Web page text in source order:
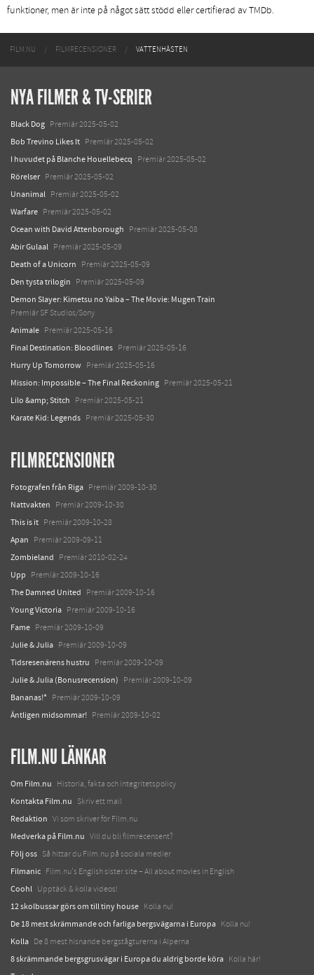
funktioner, men är inte på något sätt stödd eller certifierad av TMDb.
FILM.NU FILMRECENSIONER VATTENHÄSTEN
NYA FILMER & TV-SERIER
Black Dog Premiär 2025-05-02
Bob Trevino Likes It Premiär 2025-05-02
I huvudet på Blanche Houellebecq Premiär 2025-05-02
Rörelser Premiär 2025-05-02
Unanimal Premiär 2025-05-02
Warfare Premiär 2025-05-02
Ocean with David Attenborough Premiär 2025-05-08
Abir Gulaal Premiär 2025-05-09
Death of a Unicorn Premiär 2025-05-09
Den tysta trilogin Premiär 2025-05-09
Demon Slayer: Kimetsu no Yaiba – The Movie: Mugen Train
Premiär SF Studios/Sony
Animale Premiär 2025-05-16
Final Destination: Bloodlines Premiär 2025-05-16
Hurry Up Tomorrow Premiär 2025-05-16
Mission: Impossible – The Final Reckoning Premiär 2025-05-21
Lilo &amp; Stitch Premiär 2025-05-21
Karate Kid: Legends Premiär 2025-05-30
FILMRECENSIONER
Fotografen från Riga Premiär 2009-10-30
Nattvakten Premiär 2009-10-30
This is it Premiär 2009-10-28
Apan Premiär 2009-09-11
Zombieland Premiär 2010-02-24
Upp Premiär 2009-10-16
The Damned United Premiär 2009-10-16
Young Victoria Premiär 2009-10-16
Fame Premiär 2009-10-09
Julie & Julia Premiär 2009-10-09
Tidsresenärens hustru Premiär 2009-10-09
Julie & Julia (Bonusrecension) Premiär 2009-10-09
Bananas!* Premiär 2009-10-09
Äntligen midsommar! Premiär 2009-10-02
FILM.NU LÄNKAR
Om Film.nu Historia, fakta och integritetspolicy
Kontakta Film.nu Skriv ett mail
Redaktion Vi som skriver för Film.nu
Medverka på Film.nu Vill du bli filmrecensent?
Följ oss Så hittar du Film.nu på sociala medier
Filmanic Film.nu's English sister site – All about movies in English
Coohl Upptäck & kolla videos!
12 skolbussar görs om till tiny house Kolla nu!
De 18 mest skrämmande och farliga bergsvägarna i Europa Kolla nu!
Kolla De 8 mest hisnande bergstågturerna i Alperna
8 skrämmande bergsgrusvägar i Europa du aldrig borde köra Kolla här!